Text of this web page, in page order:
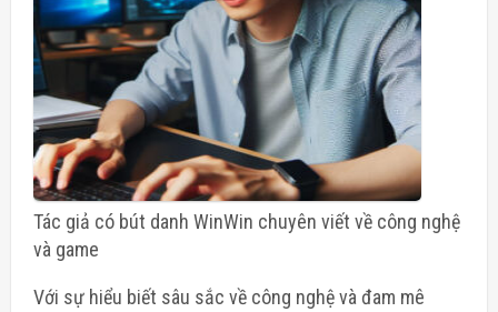
Tác giả có bút danh WinWin chuyên viết về công nghệ
và game
Với sự hiểu biết sâu sắc về công nghệ và đam mê